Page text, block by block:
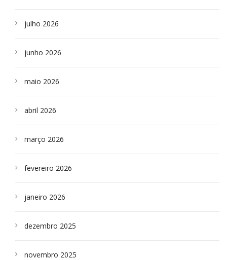
julho 2026
junho 2026
maio 2026
abril 2026
março 2026
fevereiro 2026
janeiro 2026
dezembro 2025
novembro 2025